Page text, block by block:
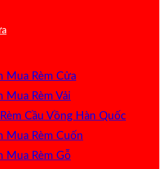
Mua Rèm Cửa
Mua Rèm Vải
Rèm Cầu Vồng Hàn Quốc
Mua Rèm Cuốn
Mua Rèm Gỗ